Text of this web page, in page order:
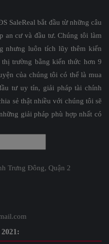
SaleReal bắt đầu từ những câu
an cư và đầu tư. Chúng tôi làm
nhưng luôn tích lũy thêm kiến
trường bằng kiến thức hơn 9
của chúng tôi có thể là mua
tư uy tín, giải pháp tài chính
sẻ thật nhiều với chúng tôi sẽ
giải pháp phù hợp nhất có
Trưng Đông, Quận 2